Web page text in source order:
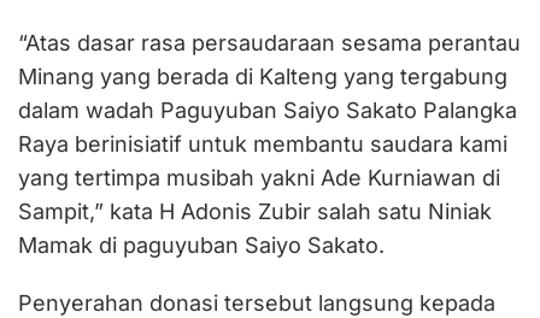
“Atas dasar rasa persaudaraan sesama perantau
Minang yang berada di Kalteng yang tergabung
dalam wadah Paguyuban Saiyo Sakato Palangka
Raya berinisiatif untuk membantu saudara kami
yang tertimpa musibah yakni Ade Kurniawan di
Sampit,” kata H Adonis Zubir salah satu Niniak
Mamak di paguyuban Saiyo Sakato.
Penyerahan donasi tersebut langsung kepada